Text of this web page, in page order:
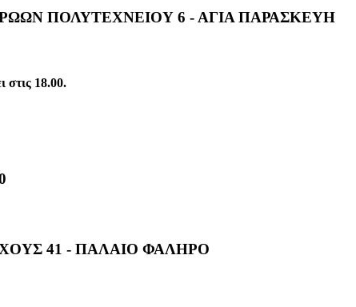
ΠΟΛΥΤΕΧΝΕΙΟΥ 6 - ΑΓΙΑ ΠΑΡΑΣΚΕΥΗ
στις 18.00.
41 - ΠΑΛΑΙΟ ΦΑΛΗΡΟ